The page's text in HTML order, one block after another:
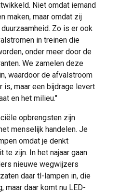
Niet omdat iemand
maken, maar omdat zij
Zo is er ook
in treinen die
onder meer door de
We zamelen deze
waardoor de afvalstroom
maar een bijdrage levert
en het milieu."
opbrengsten zijn
menselijk handelen. Je
omdat je denkt
te zijn. In het najaar gaan
nieuwe wegwijzers
daar tl-lampen in, die
maar daar komt nu LED-